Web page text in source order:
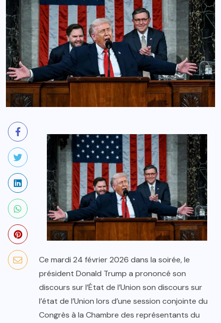
Ce mardi 24 février 2026 dans la soirée, le
président Donald Trump a prononcé son
discours sur l’État de l’Union son discours sur
l’état de l’Union lors d’une session conjointe du
Congrès à la Chambre des représentants du